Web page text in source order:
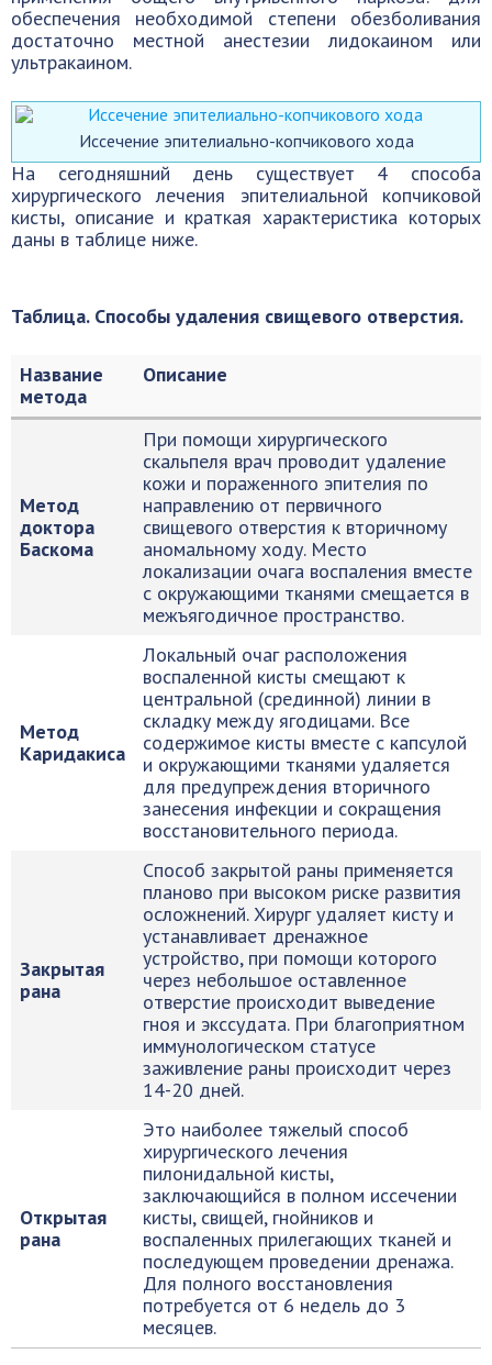
обеспечения необходимой степени обезболивания
достаточно местной анестезии лидокаином или
ультракаином.
Иссечение эпителиально-копчикового хода
На сегодняшний день существует 4 способа
хирургического лечения эпителиальной копчиковой
кисты, описание и краткая характеристика которых
даны в таблице ниже.
Таблица. Способы удаления свищевого отверстия.
Название
метода
Описание
Метод
доктора
Баскома
При помощи хирургического
скальпеля врач проводит удаление
кожи и пораженного эпителия по
направлению от первичного
свищевого отверстия к вторичному
аномальному ходу. Место
локализации очага воспаления вместе
с окружающими тканями смещается в
межъягодичное пространство.
Метод
Каридакиса
Локальный очаг расположения
воспаленной кисты смещают к
центральной (срединной) линии в
складку между ягодицами. Все
содержимое кисты вместе с капсулой
и окружающими тканями удаляется
для предупреждения вторичного
занесения инфекции и сокращения
восстановительного периода.
Закрытая
рана
Способ закрытой раны применяется
планово при высоком риске развития
осложнений. Хирург удаляет кисту и
устанавливает дренажное
устройство, при помощи которого
через небольшое оставленное
отверстие происходит выведение
гноя и экссудата. При благоприятном
иммунологическом статусе
заживление раны происходит через
14-20 дней.
Открытая
рана
Это наиболее тяжелый способ
хирургического лечения
пилонидальной кисты,
заключающийся в полном иссечении
кисты, свищей, гнойников и
воспаленных прилегающих тканей и
последующем проведении дренажа.
Для полного восстановления
потребуется от 6 недель до 3
месяцев.